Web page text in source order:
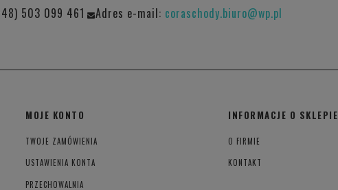
503 099 461 Adres e-mail: coraschody.biuro@wp.pl
MOJE KONTO
TWOJE ZAMÓWIENIA
USTAWIENIA KONTA
PRZECHOWALNIA
INFORMACJE O SKLEPIE
O FIRMIE
KONTAKT